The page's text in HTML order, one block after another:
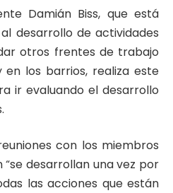
Damián Biss, que está
desarrollo de actividades
otros frentes de trabajo
los barrios, realiza este
ir evaluando el desarrollo
con los miembros
desarrollan una vez por
las acciones que están